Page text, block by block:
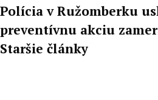
Polícia v Ružomberku
preventívnu akciu
Staršie články